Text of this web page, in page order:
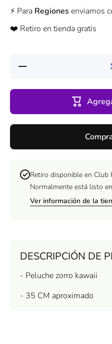
⚡️ Para Regiones enviamos
❤️ Retiro en tienda gratis
Reducir
Retiro disponible en Club
Normalmente está listo
Ver información de la
DESCRIPCIÓN DE
- Peluche zorro kawaii
- 35 CM aproximado